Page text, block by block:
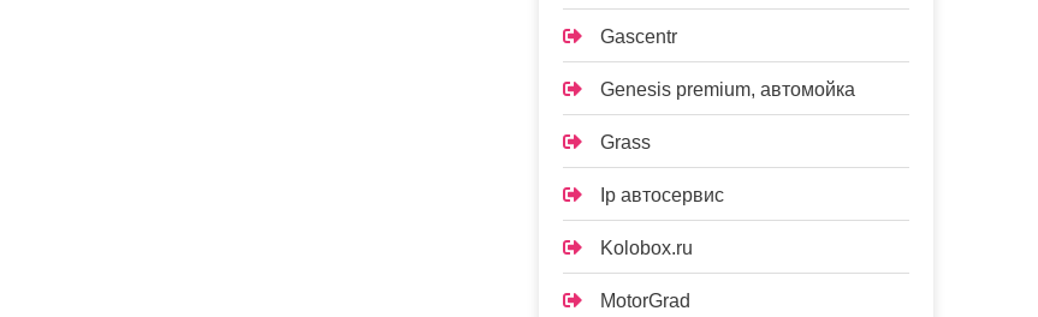
Gascentr
Genesis premium, автомойка
Grass
Ip автосервис
Kolobox.ru
MotorGrad